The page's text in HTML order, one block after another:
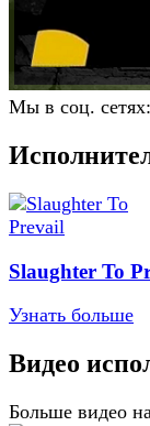
Мы в соц. сетях:
Slaughter To
Узнать больше
Видео
Больше видео